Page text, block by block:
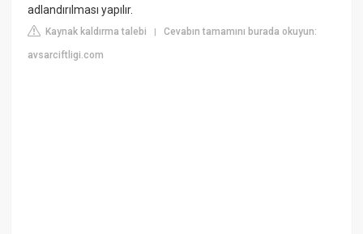
adlandırılması yapılır.
Kaynak kaldırma talebi |Cevabın tamamını burada okuyun:
avsarciftligi.com